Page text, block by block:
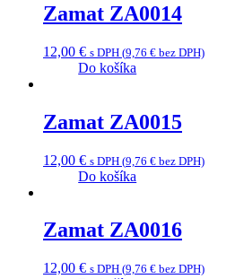
Zamat ZA0014
12,00 € s DPH (9,76 € bez DPH)
Do košíka
Zamat ZA0015
12,00 € s DPH (9,76 € bez DPH)
Do košíka
Zamat ZA0016
12,00 € s DPH (9,76 € bez DPH)